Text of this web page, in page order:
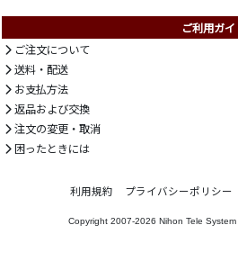
ご利用ガ
ご注文について
送料・配送
お支払方法
返品および交換
注文の変更・取消
困ったときには
利用規約 プライバシーポリシー
Copyright 2007-2026 Nihon Tele System